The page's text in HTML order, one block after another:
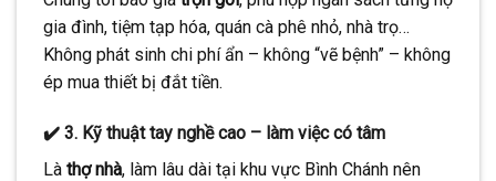
gia đình, tiệm tạp hóa, quán cà phê nhỏ, nhà trọ…
Không phát sinh chi phí ẩn – không “vẽ bệnh” – không
ép mua thiết bị đắt tiền.
✔️ 3. Kỹ thuật tay nghề cao – làm việc có tâm
Là thợ nhà, làm lâu dài tại khu vực Bình Chánh nên